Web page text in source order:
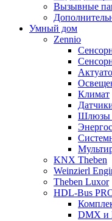
Вызывные
Умный дом
Zennio
Климат
Шлюзы
KNX Theben
Weinzierl
Theben Luxor
HDL-Bus
DMX и